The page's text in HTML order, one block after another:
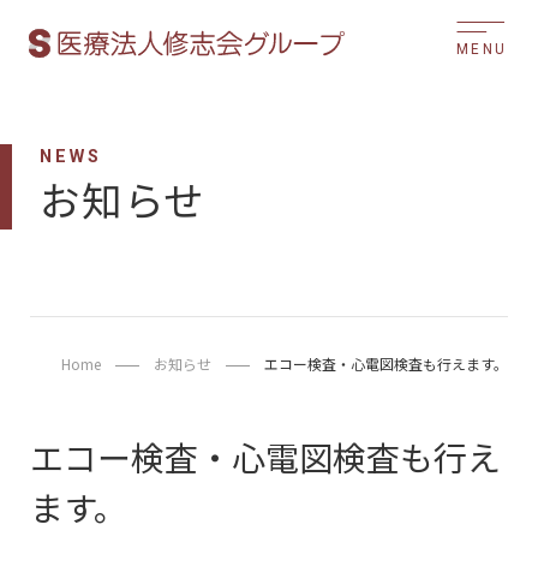
MENU
NEWS
お知らせ
Home お知らせ エコー検査・心電図検査も行えます。
エコー検査・心電図検査も行え
ます。